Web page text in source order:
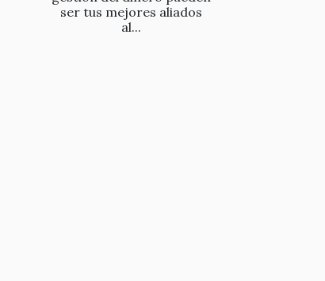
ser tus mejores aliados
al...